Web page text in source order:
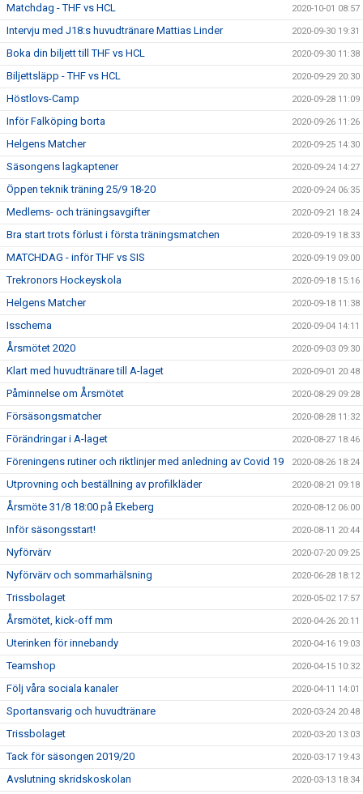
Matchdag - THF vs HCL 2020-10-01 08:57
Intervju med J18:s huvudtränare Mattias Linder 2020-09-30 19:31
Boka din biljett till THF vs HCL 2020-09-30 11:38
Biljettsläpp - THF vs HCL 2020-09-29 20:30
Höstlovs-Camp 2020-09-28 11:09
Inför Falköping borta 2020-09-26 11:26
Helgens Matcher 2020-09-25 14:30
Säsongens lagkaptener 2020-09-24 14:27
Öppen teknik träning 25/9 18-20 2020-09-24 06:35
Medlems- och träningsavgifter 2020-09-21 18:24
Bra start trots förlust i första träningsmatchen 2020-09-19 18:33
MATCHDAG - inför THF vs SIS 2020-09-19 09:00
Trekronors Hockeyskola 2020-09-18 15:16
Helgens Matcher 2020-09-18 11:38
Isschema 2020-09-04 14:11
Årsmötet 2020 2020-09-03 09:30
Klart med huvudtränare till A-laget 2020-09-01 20:48
Påminnelse om Årsmötet 2020-08-29 09:28
Försäsongsmatcher 2020-08-28 11:32
Förändringar i A-laget 2020-08-27 18:46
Föreningens rutiner och riktlinjer med anledning av Covid 19 2020-08-26 18:24
Utprovning och beställning av profilkläder 2020-08-21 09:18
Årsmöte 31/8 18:00 på Ekeberg 2020-08-12 06:00
Inför säsongsstart! 2020-08-11 20:44
Nyförvärv 2020-07-20 09:25
Nyförvärv och sommarhälsning 2020-06-28 18:12
Trissbolaget 2020-05-02 17:57
Årsmötet, kick-off mm 2020-04-26 20:11
Uterinken för innebandy 2020-04-16 19:03
Teamshop 2020-04-15 10:32
Följ våra sociala kanaler 2020-04-11 14:01
Sportansvarig och huvudtränare 2020-03-24 20:48
Trissbolaget 2020-03-20 13:03
Tack för säsongen 2019/20 2020-03-17 19:43
Avslutning skridskoskolan 2020-03-13 18:34